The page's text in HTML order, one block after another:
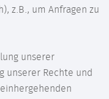
z.B., um Anfragen zu
unserer
unserer Rechte und